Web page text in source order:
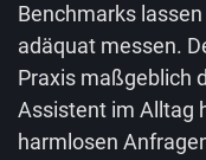
Benchmarks
adäquat messen.
Praxis maßgeblich
Assistent im Alltag
harmlosen